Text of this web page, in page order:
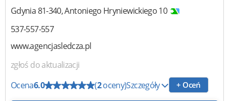
Gdynia81-340,Antoniego Hryniewickiego 10
537-557-557
www.agencjasledcza.pl
zgłoś do aktualizacji
Ocena6.0 (2oceny)Szczegóły + Oceń